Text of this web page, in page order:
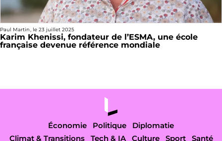
Paul Martin, le 23 juillet 2025
Karim Khenissi, fondateur de l’ESMA, une école
française devenue référence mondiale
Économie Politique
Diplomatie
Climat & Transitions
Tech & IA Culture Sport Santé